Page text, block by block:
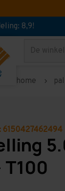
8,9!
Zoeken
home
6150427462494
T100